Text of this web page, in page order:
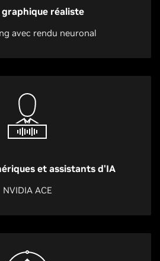
graphique réaliste
avec rendu neuronal
et assistants d'IA
NVIDIA ACE